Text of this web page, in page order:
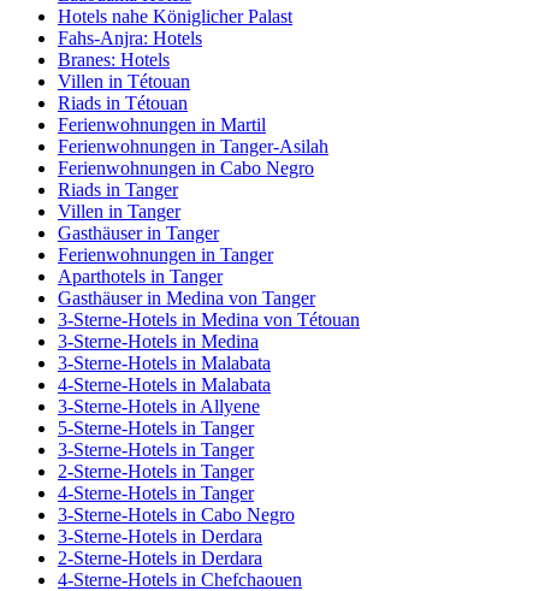
Hotels nahe Königlicher Palast
Fahs-Anjra: Hotels
Branes: Hotels
Villen in Tétouan
Riads in Tétouan
Ferienwohnungen in Martil
Ferienwohnungen in Tanger-Asilah
Ferienwohnungen in Cabo Negro
Riads in Tanger
Villen in Tanger
Gasthäuser in Tanger
Ferienwohnungen in Tanger
Aparthotels in Tanger
Gasthäuser in Medina von Tanger
3-Sterne-Hotels in Medina von Tétouan
3-Sterne-Hotels in Medina
3-Sterne-Hotels in Malabata
4-Sterne-Hotels in Malabata
3-Sterne-Hotels in Allyene
5-Sterne-Hotels in Tanger
3-Sterne-Hotels in Tanger
2-Sterne-Hotels in Tanger
4-Sterne-Hotels in Tanger
3-Sterne-Hotels in Cabo Negro
3-Sterne-Hotels in Derdara
2-Sterne-Hotels in Derdara
4-Sterne-Hotels in Chefchaouen